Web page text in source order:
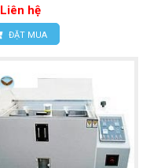
Liên hệ
ĐẶT MUA